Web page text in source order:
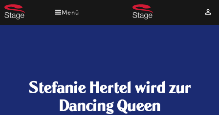
Direkt
zum
Menü
Stefanie Hertel wird zur
Dancing Queen